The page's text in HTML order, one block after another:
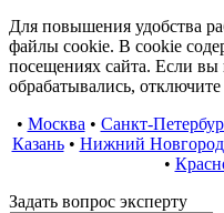
Для повышения удобства
файлы cookie. В cookie
посещениях сайта. Если вы
обрабатывались,
• Москва • Санкт-
Казань• Нижний Новгород
•
Задать вопрос эксперту